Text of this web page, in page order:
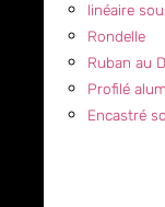
linéaire
Rondelle
Ruban au
Profilé
Encastré